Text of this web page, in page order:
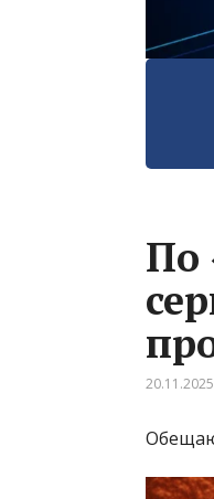
По
20.11.2025